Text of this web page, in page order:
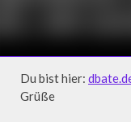
Du bist hier:
Grüße